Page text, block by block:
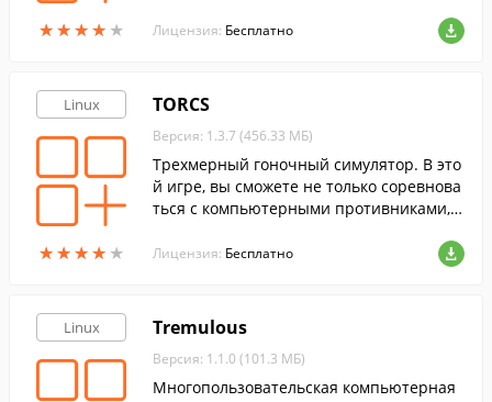
★★★★ ★
★★★★ ★ Лицензия: Бесплатно
Linux
★★★★ ★
★★★★ ★
TORCS
Версия: 1.3.7 (456.33 МБ)
Трехмерный гоночный симулятор. В это
й игре, вы сможете не только соревнова
ться с компьютерными противниками,н
Лицензия: Бесплатно
Linux Tremulous
Версия: 1.1.0 (101.3 МБ)
Многопользовательская компьютерная